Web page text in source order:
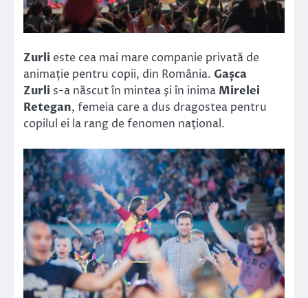
Zurli este cea mai mare companie privată de
animație pentru copii, din România. Gașca
Zurli s-a născut în mintea şi în inima Mirelei
Retegan, femeia care a dus dragostea pentru
copilul ei la rang de fenomen naţional.